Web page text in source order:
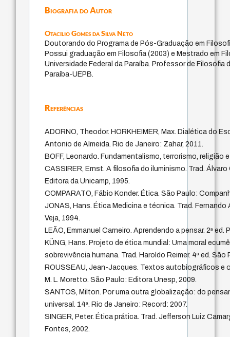
Biografia do Autor
Otacílio Gomes da Silva Neto
Doutorando do Programa de Pós-Graduação em
Possui graduação em Filosofia (2003) e Mestrado em
Universidade Federal da Paraíba. Professor de Filosofia
Paraíba-UEPB.
Referências
ADORNO, Theodor. HORKHEIMER, Max. Dialética do
Antonio de Almeida. Rio de Janeiro: Zahar, 2011.
BOFF, Leonardo. Fundamentalismo, terrorismo, religião
CASSIRER, Ernst. A filosofia do iluminismo. Trad. Álvaro
Editora da Unicamp, 1995.
COMPARATO, Fábio Konder. Ética. São Paulo:
JONAS, Hans. Ética Medicina e técnica. Trad.
Veja, 1994.
LEÃO, Emmanuel Carneiro. Aprendendo a pensar. 2ª
KÜNG, Hans. Projeto de ética mundial: Uma moral
sobrevivência humana. Trad. Haroldo Reimer. 4ª ed. São
ROUSSEAU, Jean-Jacques. Textos autobiográficos e
M. L. Moretto. São Paulo: Editora Unesp, 2009.
SANTOS, Milton. Por uma outra globalização: do
universal. 14ª. Rio de Janeiro: Record: 2007.
SINGER, Peter. Ética prática. Trad. Jefferson Luiz
Fontes, 2002.